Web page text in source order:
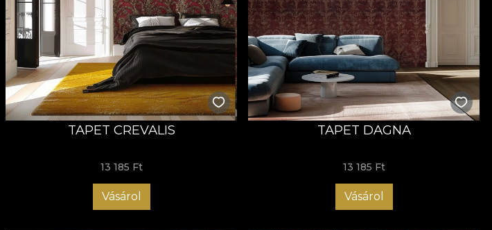
TAPET CREVALIS
13 185 Ft
Vásárol
TAPET DAGNA
13 185 Ft
Vásárol